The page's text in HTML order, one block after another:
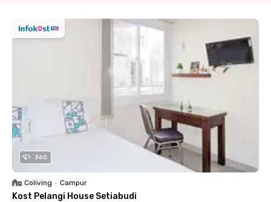
360
Coliving • Campur
Kost Pelangi House Setiabudi